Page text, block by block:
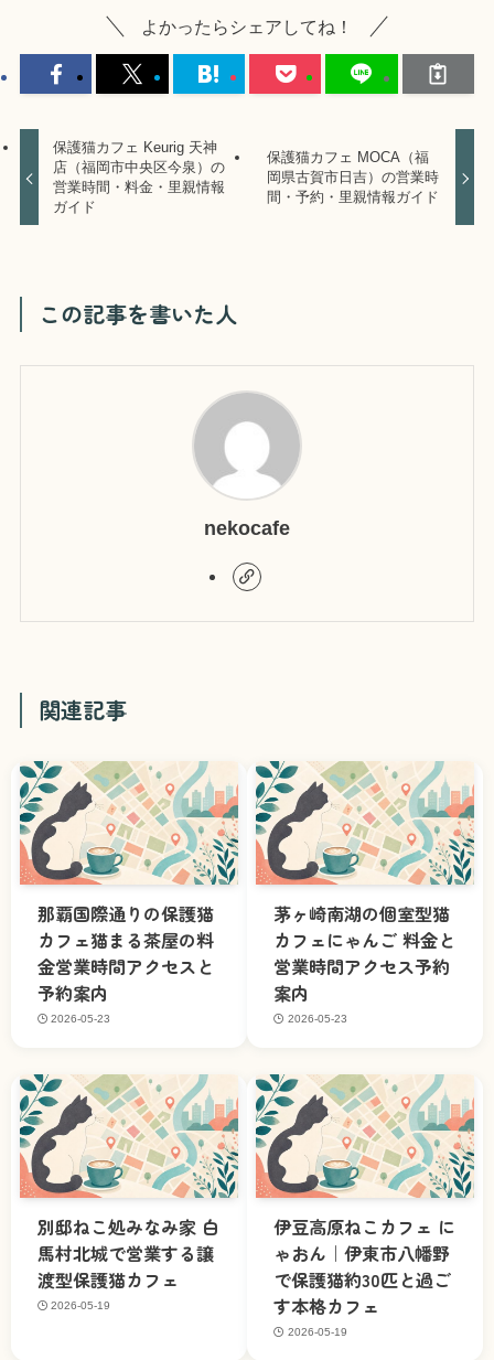
よかったらシェアしてね！
保護猫カフェ Keurig 天神
店（福岡市中央区今泉）の
営業時間・料金・里親情報
ガイド
保護猫カフェ MOCA（福
岡県古賀市日吉）の営業時
間・予約・里親情報ガイド
この記事を書いた人
nekocafe
関連記事
那覇国際通りの保護猫
カフェ猫まる茶屋の料
金営業時間アクセスと
予約案内
2026-05-23
茅ヶ崎南湖の個室型猫
カフェにゃんご 料金と
営業時間アクセス予約
案内
2026-05-23
別邸ねこ処みなみ家 白
馬村北城で営業する譲
渡型保護猫カフェ
2026-05-19
伊豆高原ねこカフェ に
ゃおん｜伊東市八幡野
で保護猫約30匹と過ご
す本格カフェ
2026-05-19